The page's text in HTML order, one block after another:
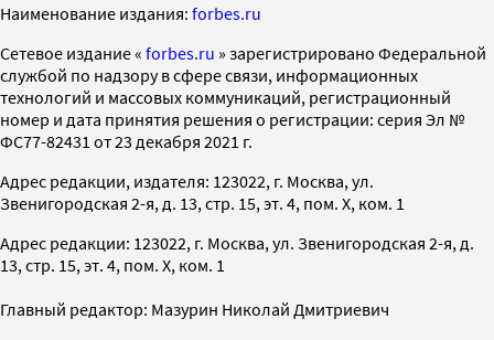
Наименование издания: forbes.ru
Cетевое издание « forbes.ru » зарегистрировано Федеральной
службой по надзору в сфере связи, информационных
технологий и массовых коммуникаций, регистрационный
номер и дата принятия решения о регистрации: серия Эл №
ФС77-82431 от 23 декабря 2021 г.
Адрес редакции, издателя: 123022, г. Москва, ул.
Звенигородская 2-я, д. 13, стр. 15, эт. 4, пом. X, ком. 1
Адрес редакции: 123022, г. Москва, ул. Звенигородская 2-я, д.
13, стр. 15, эт. 4, пом. X, ком. 1
Главный редактор: Мазурин Николай Дмитриевич